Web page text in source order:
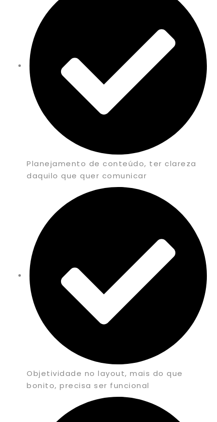
Planejamento de conteúdo, ter clareza
daquilo que quer comunicar
Objetividade no layout, mais do que
bonito, precisa ser funcional